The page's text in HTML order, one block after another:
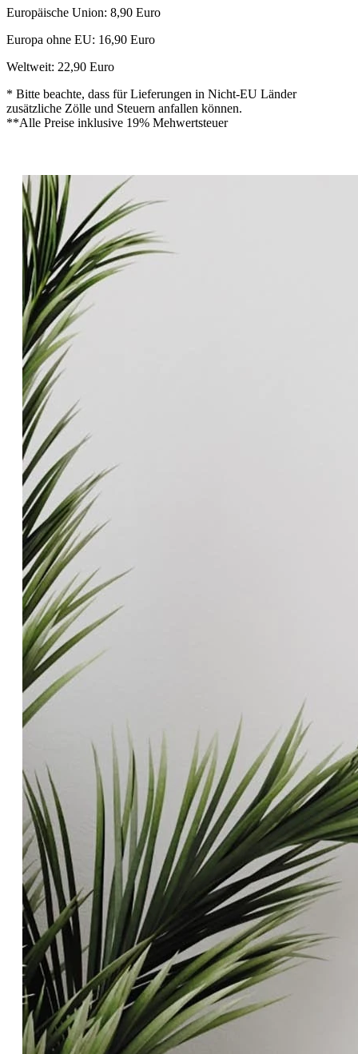
Europäische Union: 8,90 Euro
Europa ohne EU: 16,90 Euro
Weltweit: 22,90 Euro
* Bitte beachte, dass für Lieferungen in Nicht-EU Länder
zusätzliche Zölle und Steuern anfallen können.
**Alle Preise inklusive 19% Mehwertsteuer